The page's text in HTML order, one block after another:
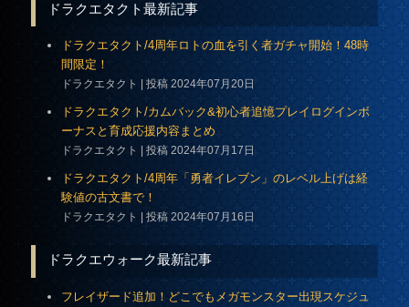
ドラクエタクト最新記事
ドラクエタクト/4周年ロトの血を引く者ガチャ開始！48時
間限定！
ドラクエタクト 投稿 2024年07月20日
ドラクエタクト/カムバック&初心者追憶プレイログインボ
ーナスと育成応援内容まとめ
ドラクエタクト 投稿 2024年07月17日
ドラクエタクト/4周年「勇者イレブン」のレベル上げは経
験値の古文書で！
ドラクエタクト 投稿 2024年07月16日
ドラクエウォーク最新記事
フレイザード追加！どこでもメガモンスター出現スケジュ